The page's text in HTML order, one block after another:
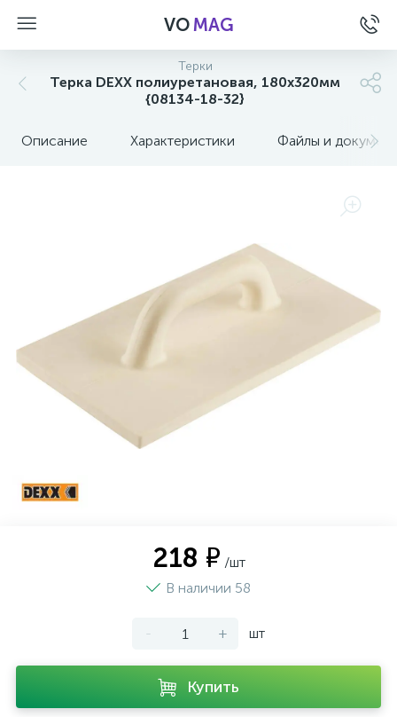
VOMAG
Терки
Терка DEXX полиуретановая, 180x320мм
{08134-18-32}
Описание Характеристики Файлы и
218 ₽ /шт
В наличии 58
- + шт
Купить